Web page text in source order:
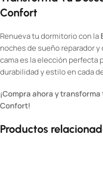
Confort
Renueva tu dormitorio con la
noches de sueño reparador
cama es la elección perfecta
durabilidad y estilo en cada
¡Compra ahora y
Confort!
Productos